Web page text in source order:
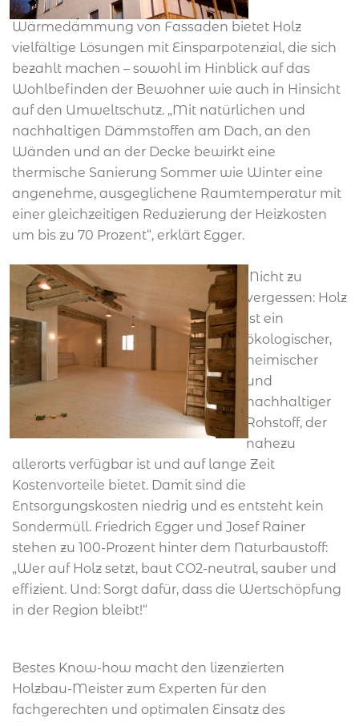
Wärmedämmung von Fassaden bietet Holz
vielfältige Lösungen mit Einsparpotenzial, die sich
bezahlt machen – sowohl im Hinblick auf das
Wohlbefinden der Bewohner wie auch in Hinsicht
auf den Umweltschutz. „Mit natürlichen und
nachhaltigen Dämmstoffen am Dach, an den
Wänden und an der Decke bewirkt eine
thermische Sanierung Sommer wie Winter eine
angenehme, ausgeglichene Raumtemperatur mit
einer gleichzeitigen Reduzierung der Heizkosten
um bis zu 70 Prozent“, erklärt Egger.
Nicht zu
vergessen: Holz
ist ein
ökologischer,
heimischer
und
nachhaltiger
Rohstoff, der
nahezu
allerorts verfügbar ist und auf lange Zeit
Kostenvorteile bietet. Damit sind die
Entsorgungskosten niedrig und es entsteht kein
Sondermüll. Friedrich Egger und Josef Rainer
stehen zu 100-Prozent hinter dem Naturbaustoff:
„Wer auf Holz setzt, baut CO2-neutral, sauber und
effizient. Und: Sorgt dafür, dass die Wertschöpfung
in der Region bleibt!“
Bestes Know-how macht den lizenzierten
Holzbau-Meister zum Experten für den
fachgerechten und optimalen Einsatz des